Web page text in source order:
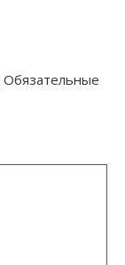
Обязательные